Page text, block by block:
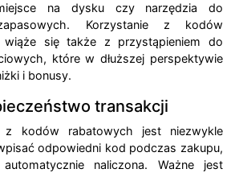
na dysku czy narzędzia do
Korzystanie z kodów
wiąże się także z przystąpieniem do
które w dłuższej perspektywie
i bonusy.
transakcji
z kodów rabatowych jest niezwykle
odpowiedni kod podczas zakupu,
naliczona. Ważne jest